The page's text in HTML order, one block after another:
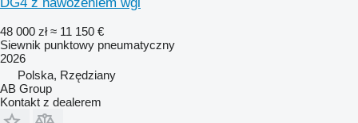
48 000 zł ≈ 11 150 €
Siewnik punktowy pneumatyczny
2026
Polska, Rzędziany
AB Group
Kontakt z dealerem